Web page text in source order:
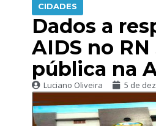
CIDADES
Dados a
AIDS no
pública na
Luciano Oliveira 5 de